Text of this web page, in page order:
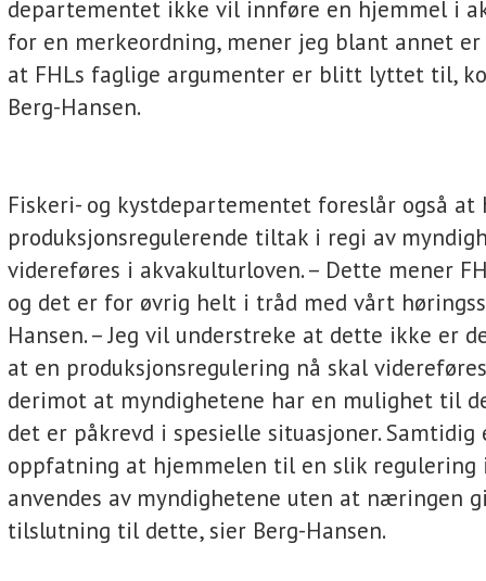
departementet ikke vil innføre en hjemmel i
for en merkeordning, mener jeg blant annet
at FHLs faglige argumenter er blitt lyttet til,
Berg-Hansen.
Fiskeri- og kystdepartementet foreslår også
produksjonsregulerende tiltak i regi av
videreføres i akvakulturloven. – Dette mener
og det er for øvrig helt i tråd med vårt
Hansen. – Jeg vil understreke at dette ikke er
at en produksjonsregulering nå skal
derimot at myndighetene har en mulighet til
det er påkrevd i spesielle situasjoner. Samtidig
oppfatning at hjemmelen til en slik regulering
anvendes av myndighetene uten at næringen
tilslutning til dette, sier Berg-Hansen.